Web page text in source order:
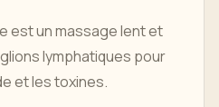
est un massage lent et
lymphatiques pour
et les toxines.